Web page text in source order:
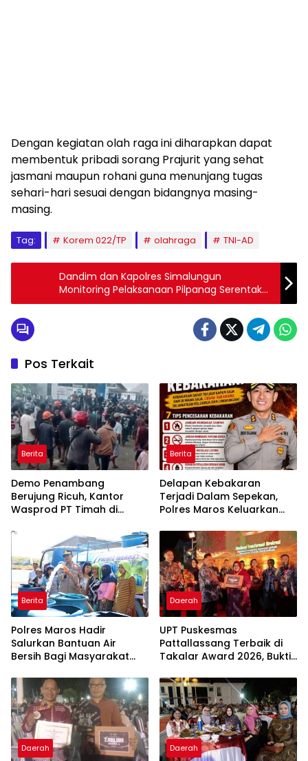
Dengan kegiatan olah raga ini diharapkan dapat
membentuk pribadi sorang Prajurit yang sehat
jasmani maupun rohani guna menunjang tugas
sehari-hari sesuai dengan bidangnya masing-
masing.
Tag: Korem 022/TP olahraga TNI-AD
Dandim dan Kapolres Simalungun
Monitoring Pelaksanaan Pilpanag Serentak
2019
Pos Terkait
Berita
Demo Penambang
Berujung Ricuh, Kantor
Wasprod PT Timah di
Berita
Delapan Kebakaran
Terjadi Dalam Sepekan,
Polres Maros Keluarkan
Masyarakat
Berita
Polres Maros Hadir
Salurkan Bantuan Air
Bersih Bagi Masyarakat
Di Maros
Daerah
UPT Puskesmas
Pattallassang Terbaik di
Takalar Award 2026, Bukti
Pelayanan Kesehatan
Berkualitas
Daerah Daerah